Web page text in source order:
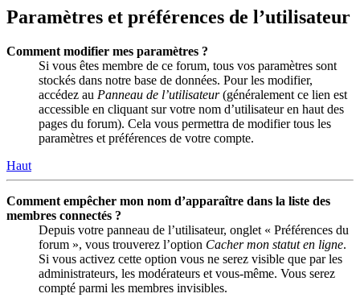
Paramètres et préférences de l’utilisateur
Comment modifier mes paramètres ?
Si vous êtes membre de ce forum, tous vos paramètres sont
stockés dans notre base de données. Pour les modifier,
accédez au Panneau de l’utilisateur(généralement ce lien est
accessible en cliquant sur votre nom d’utilisateur en haut des
pages du forum). Cela vous permettra de modifier tous les
paramètres et préférences de votre compte.
Haut
Comment empêcher mon nom d’apparaître dans la liste des
membres connectés ?
Depuis votre panneau de l’utilisateur, onglet « Préférences du
forum », vous trouverez l’option Cacher mon statut en ligne.
Si vous activez cette option vous ne serez visible que par les
administrateurs, les modérateurs et vous-même. Vous serez
compté parmi les membres invisibles.